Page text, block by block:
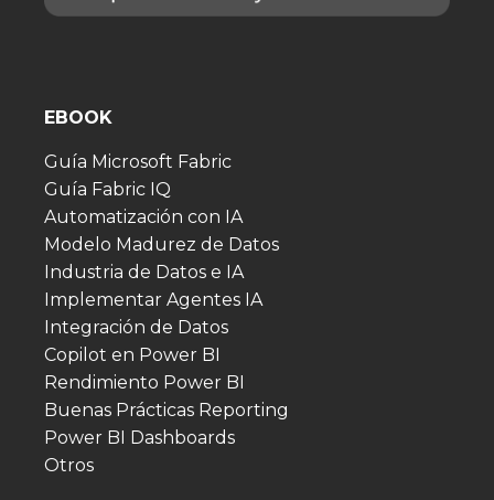
EBOOK
Guía Microsoft Fabric
Guía Fabric IQ
Automatización con IA
Modelo Madurez de Datos
Industria de Datos e IA
Implementar Agentes IA
Integración de Datos
Copilot en Power BI
Rendimiento Power BI
Buenas Prácticas Reporting
Power BI Dashboards
Otros